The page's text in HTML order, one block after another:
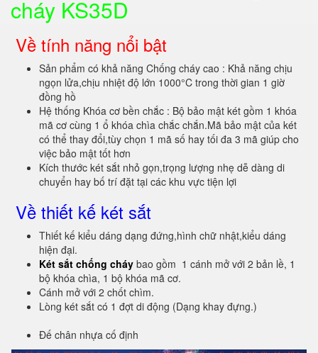
cháy KS35D
Về tính năng nổi bật
Sản phẩm có khả năng Chống cháy cao : Khả năng chịu
ngọn lửa,chịu nhiệt độ lớn 1000°C trong thời gian 1 giờ
đồng hồ
Hệ thống Khóa cơ bền chắc : Bộ bảo mật két gồm 1 khóa
mã cơ cùng 1 ổ khóa chìa chắc chắn.Mã bảo mật của két
có thể thay đổi,tùy chọn 1 mã số hay tối đa 3 mã giúp cho
việc bảo mật tốt hơn
Kích thước két sắt nhỏ gọn,trọng lượng nhẹ dễ dàng di
chuyển hay bố trí đặt tại các khu vực tiện lợi
Về thiết kế két sắt
Thiết kế kiểu dáng dạng đứng,hình chữ nhật,kiểu dáng
hiện đại.
Két sắt chống cháy bao gồm 1 cánh mở với 2 bản lề, 1
bộ khóa chìa, 1 bộ khóa mã cơ.
Cánh mở với 2 chốt chìm.
Lòng két sắt có 1 đợt di động (Dạng khay đựng.)
Đế chân nhựa cố định